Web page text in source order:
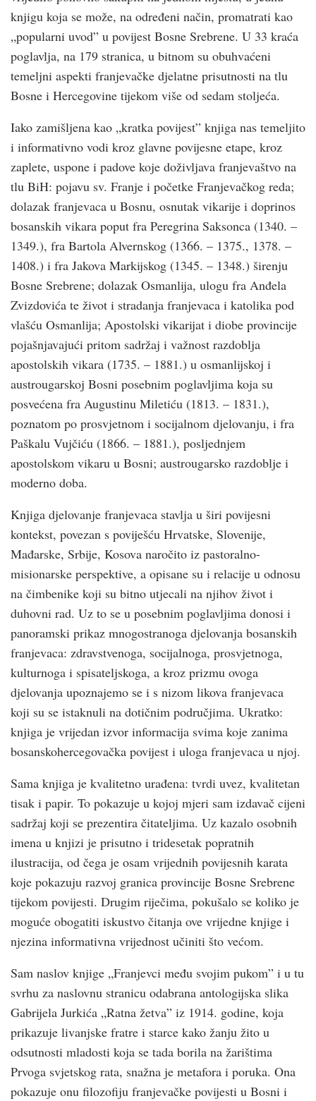
knjigu koja se može, na određeni način, promatrati kao
„popularni uvod” u povijest Bosne Srebrene. U 33 kraća
poglavlja, na 179 stranica, u bitnom su obuhvaćeni
temeljni aspekti franjevačke djelatne prisutnosti na tlu
Bosne i Hercegovine tijekom više od sedam stoljeća.
Iako zamišljena kao „kratka povijest” knjiga nas temeljito
i informativno vodi kroz glavne povijesne etape, kroz
zaplete, uspone i padove koje doživljava franjevaštvo na
tlu BiH: pojavu sv. Franje i početke Franjevačkog reda;
dolazak franjevaca u Bosnu, osnutak vikarije i doprinos
bosanskih vikara poput fra Peregrina Saksonca (1340. –
1349.), fra Bartola Alvernskog (1366. – 1375., 1378. –
1408.) i fra Jakova Markijskog (1345. – 1348.) širenju
Bosne Srebrene; dolazak Osmanlija, ulogu fra Anđela
Zvizdovića te život i stradanja franjevaca i katolika pod
vlašću Osmanlija; Apostolski vikarijat i diobe provincije
pojašnjavajući pritom sadržaj i važnost razdoblja
apostolskih vikara (1735. – 1881.) u osmanlijskoj i
austrougarskoj Bosni posebnim poglavljima koja su
posvećena fra Augustinu Miletiću (1813. – 1831.),
poznatom po prosvjetnom i socijalnom djelovanju, i fra
Paškalu Vujčiću (1866. – 1881.), posljednjem
apostolskom vikaru u Bosni; austrougarsko razdoblje i
moderno doba.
Knjiga djelovanje franjevaca stavlja u širi povijesni
kontekst, povezan s poviješću Hrvatske, Slovenije,
Mađarske, Srbije, Kosova naročito iz pastoralno-
misionarske perspektive, a opisane su i relacije u odnosu
na čimbenike koji su bitno utjecali na njihov život i
duhovni rad. Uz to se u posebnim poglavljima donosi i
panoramski prikaz mnogostranoga djelovanja bosanskih
franjevaca: zdravstvenoga, socijalnoga, prosvjetnoga,
kulturnoga i spisateljskoga, a kroz prizmu ovoga
djelovanja upoznajemo se i s nizom likova franjevaca
koji su se istaknuli na dotičnim područjima. Ukratko:
knjiga je vrijedan izvor informacija svima koje zanima
bosanskohercegovačka povijest i uloga franjevaca u njoj.
Sama knjiga je kvalitetno urađena: tvrdi uvez, kvalitetan
tisak i papir. To pokazuje u kojoj mjeri sam izdavač cijeni
sadržaj koji se prezentira čitateljima. Uz kazalo osobnih
imena u knjizi je prisutno i tridesetak popratnih
ilustracija, od čega je osam vrijednih povijesnih karata
koje pokazuju razvoj granica provincije Bosne Srebrene
tijekom povijesti. Drugim riječima, pokušalo se koliko je
moguće obogatiti iskustvo čitanja ove vrijedne knjige i
njezina informativna vrijednost učiniti što većom.
Sam naslov knjige „Franjevci među svojim pukom” i u tu
svrhu za naslovnu stranicu odabrana antologijska slika
Gabrijela Jurkića „Ratna žetva” iz 1914. godine, koja
prikazuje livanjske fratre i starce kako žanju žito u
odsutnosti mladosti koja se tada borila na žarištima
Prvoga svjetskog rata, snažna je metafora i poruka. Ona
pokazuje onu filozofiju franjevačke povijesti u Bosni i